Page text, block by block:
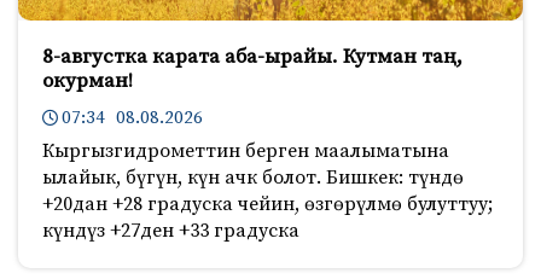
8-августка карата аба-ырайы. Кутман таң,
окурман!
07:34 08.08.2026
Кыргызгидрометтин берген маалыматына
ылайык, бүгүн, күн ачк болот. Бишкек: түндө
+20дан +28 градуска чейин, өзгөрүлмө булуттуу;
күндүз +27ден +33 градуска